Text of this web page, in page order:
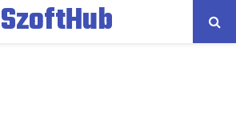
SzoftHub